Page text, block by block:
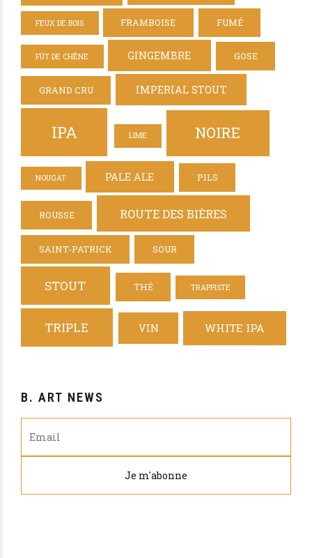
FEUX DE BOIS FRAMBOISE FUMÉ
FÛT DE CHÊNE GINGEMBRE GOSE
GRAND CRU IMPERIAL STOUT
IPA LIME NOIRE
NOUGAT PALE ALE PILS
ROUSSE ROUTE DES BIÈRES
SAINT-PATRICK SOUR
STOUT THÉ TRAPPISTE
TRIPLE VIN WHITE IPA
B. ART NEWS